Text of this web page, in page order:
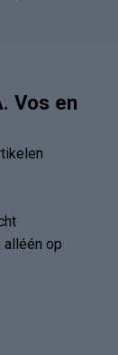
Vos en
alléén op